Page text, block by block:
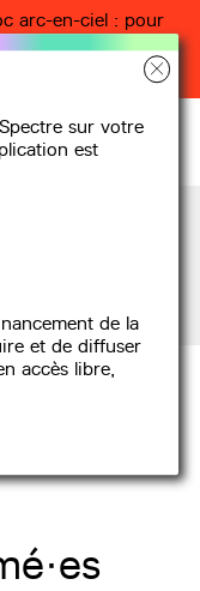
sur votre
est
de la
et de diffuser
accès libre,
arc-en-ciel : pour
Aurélie